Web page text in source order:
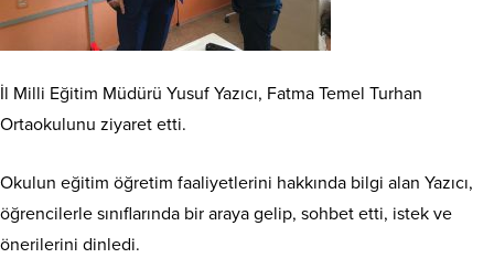
İl Milli Eğitim Müdürü Yusuf Yazıcı, Fatma Temel Turhan
Ortaokulunu ziyaret etti.
Okulun eğitim öğretim faaliyetlerini hakkında bilgi alan Yazıcı,
öğrencilerle sınıflarında bir araya gelip, sohbet etti, istek ve
önerilerini dinledi.